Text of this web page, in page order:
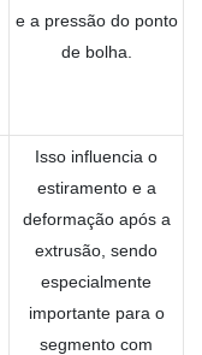
e a pressão do ponto
de bolha.
Isso influencia o
estiramento e a
deformação após a
extrusão, sendo
especialmente
importante para o
segmento com